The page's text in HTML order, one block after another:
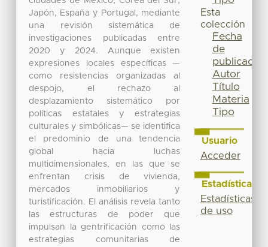
Japón, España y Portugal, mediante
una revisión sistemática de
investigaciones publicadas entre
2020 y 2024. Aunque existen
expresiones locales específicas —
como resistencias organizadas al
despojo, el rechazo al
desplazamiento sistemático por
políticas estatales y estrategias
culturales y simbólicas— se identifica
el predominio de una tendencia
global hacia luchas
multidimensionales, en las que se
enfrentan crisis de vivienda,
mercados inmobiliarios y
turistificación. El análisis revela tanto
las estructuras de poder que
impulsan la gentrificación como las
estrategias comunitarias de
Esta
colección
Fecha
de
publicación
Autor
Título
Materia
Tipo
Usuario
Acceder
Estadísticas
Estadísticas
de uso